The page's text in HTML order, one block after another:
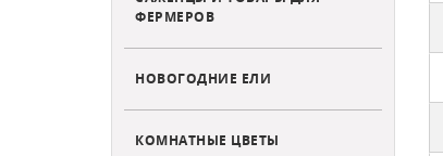
ФЕРМЕРОВ
НОВОГОДНИЕ ЕЛИ
КОМНАТНЫЕ ЦВЕТЫ